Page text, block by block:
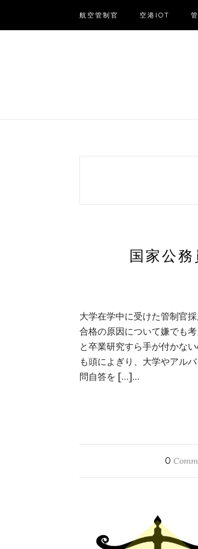
航空管制官 空港IOT
国家公
大学在学中に受けた管制官
合格の原因について嫌でも
と卒業研究すら手が付かな
も頭によぎり、大学やアル
問自答を […]…
0